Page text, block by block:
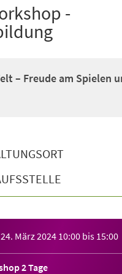
-
– Freude am Spielen
24. März 2024 10:00 bis 15:00
2 Tage